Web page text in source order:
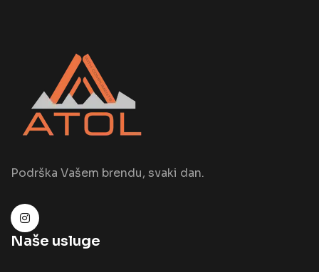
Podrška Vašem brendu, svaki dan.
Naše usluge